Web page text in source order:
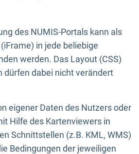
des NUMIS-Portals kann als
in jede beliebige
werden. Das Layout (CSS)
dürfen dabei nicht verändert
eigener Daten des Nutzers oder
Hilfe des Kartenviewers in
Schnittstellen (z.B. KML, WMS)
Bedingungen der jeweiligen